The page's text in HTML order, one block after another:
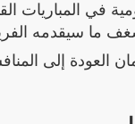
في المباريات
ما سيقدمه
إلى